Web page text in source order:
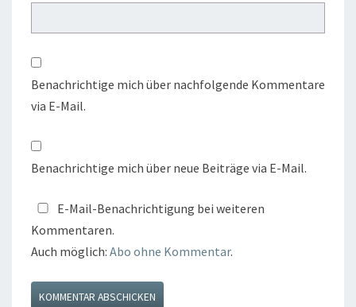
Benachrichtige mich über nachfolgende Kommentare
via E-Mail.
Benachrichtige mich über neue Beiträge via E-Mail.
E-Mail-Benachrichtigung bei weiteren
Kommentaren.
Auch möglich: Abo ohne Kommentar.